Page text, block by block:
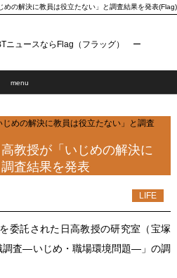
めの解決に教員は役立たない」と調査結果を発表(Flag)
ニュースならFlag（フラッグ） ー
menu
めの解決に教員は役立たない」と調査
教授が「いじめの解決に
査結果を発表
LIFE
委託された日高教授の研究室（宝塚
調査―いじめ・職場環境問題―」の調